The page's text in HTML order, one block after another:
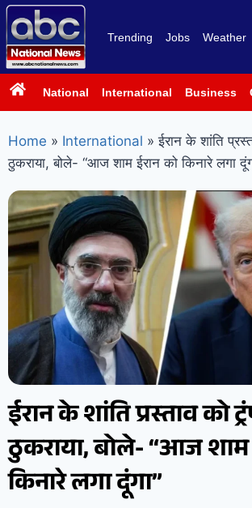
Trending Jobs Weather
National International Business
Home » International » ईरान के शांति
ठुकराया, बोले- “आज शाम ईरान को किनारे लगा
ईरान के शांति प्रस्ताव को
ठुकराया, बोले- “आज शाम
किनारे लगा दूंगा”